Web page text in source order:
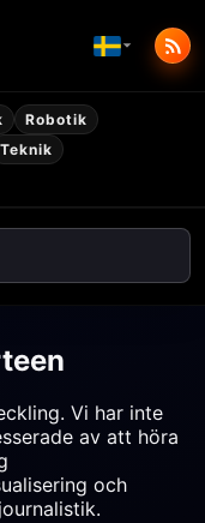
Robotik
Teknik
Vi har inte
av att höra
och